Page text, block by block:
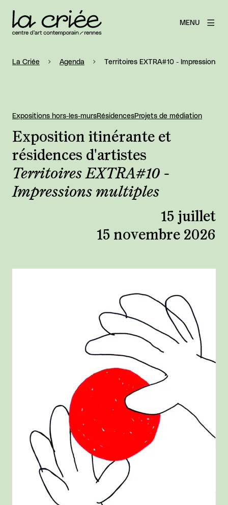
MENU
La Criée Agenda Territoires EXTRA#10 - Impressions
Territoires EXTRA#10 -
Impressions multiples
Exposition itinérante et
résidences d'artistes
15 juillet
15 novembre 2026
Expositions hors-les-mursRésidencesProjets de médiation